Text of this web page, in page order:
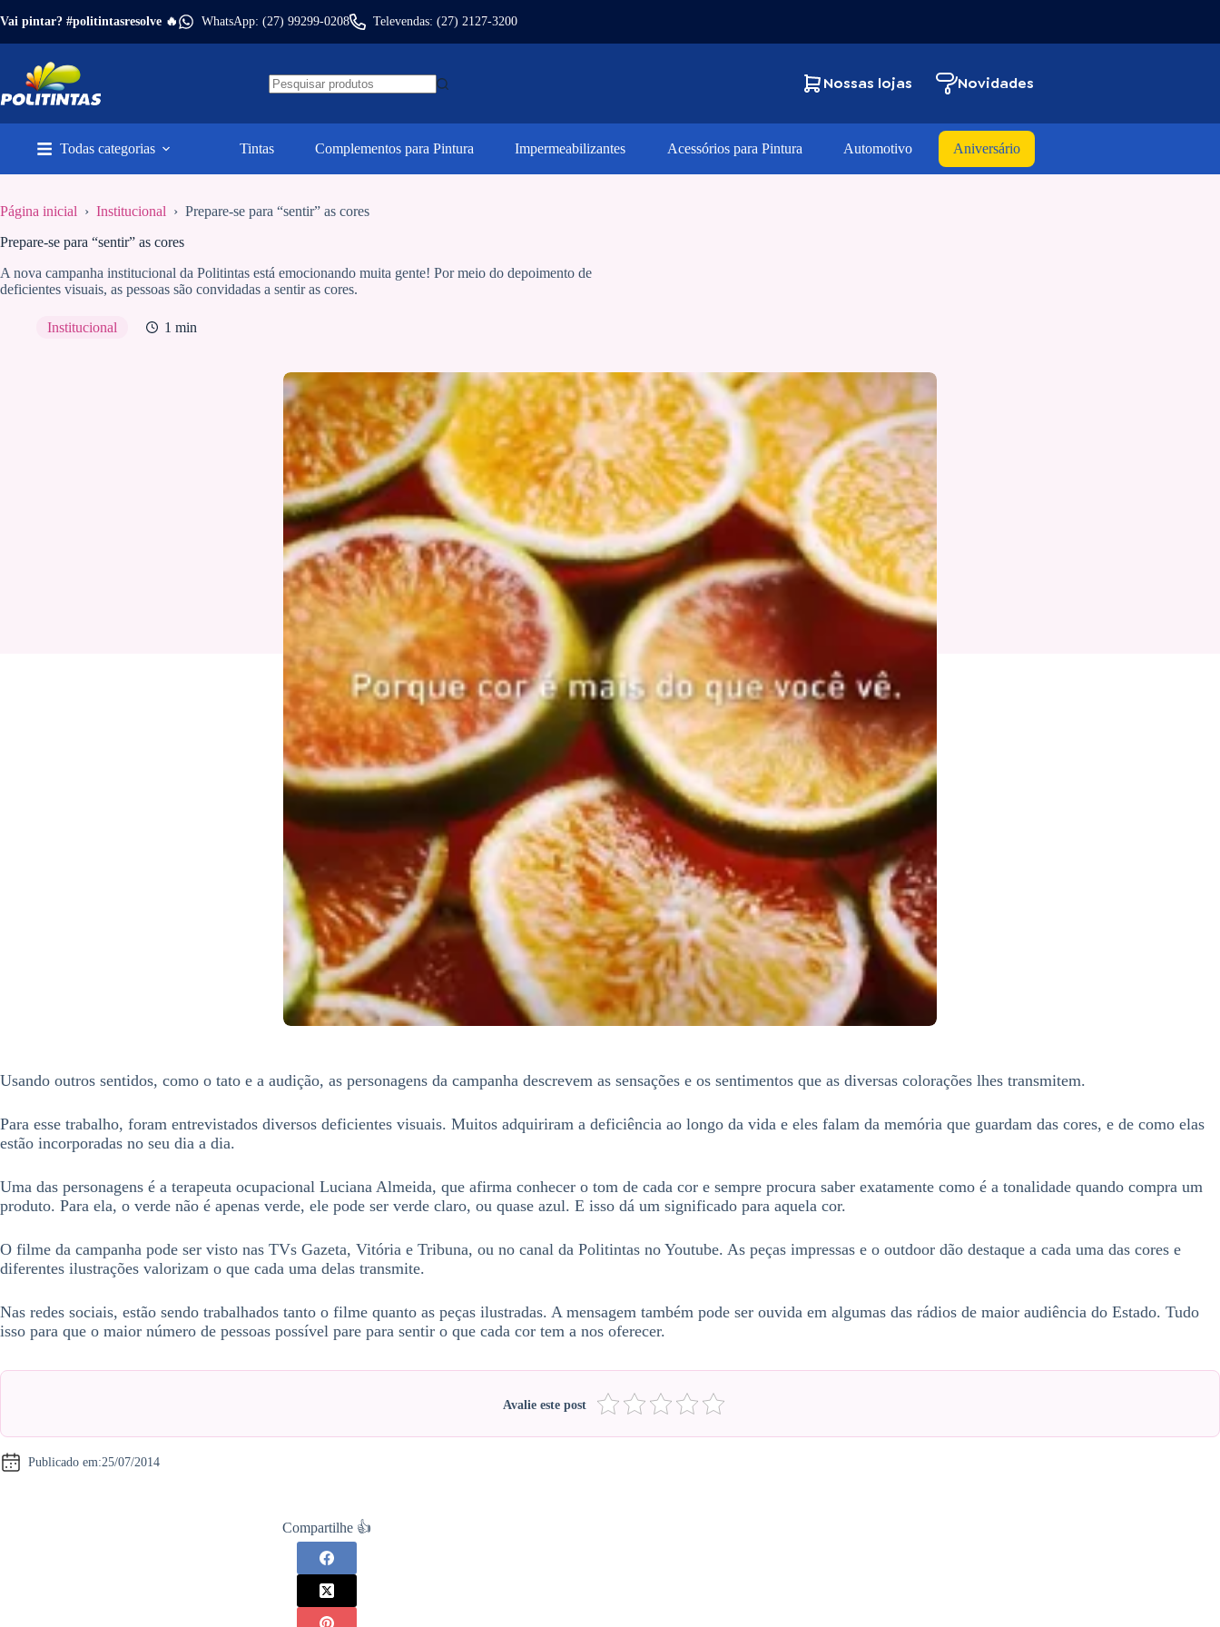
para
Vai pintar? #politintasresolve 🔥 WhatsApp: (27) 99299-0208 Televendas: (27) 2127-3200
Nossas lojas Novidades
Todas categorias Tintas Complementos para Pintura Impermeabilizantes Acessórios para Pintura Automotivo Aniversário
Página inicial › Institucional › Prepare-se para “sentir” as cores
Prepare-se para “sentir” as cores
A nova campanha institucional da Politintas está emocionando muita gente! Por meio do depoimento de
deficientes visuais, as pessoas são convidadas a sentir as cores.
Institucional 1 min
Usando outros sentidos, como o tato e a audição, as personagens da campanha descrevem as sensações e os sentimentos que as diversas colorações lhes transmitem.
Para esse trabalho, foram entrevistados diversos deficientes visuais. Muitos adquiriram a deficiência ao longo da vida e eles falam da memória que guardam das cores, e de como elas
estão incorporadas no seu dia a dia.
Uma das personagens é a terapeuta ocupacional Luciana Almeida, que afirma conhecer o tom de cada cor e sempre procura saber exatamente como é a tonalidade quando compra um
produto. Para ela, o verde não é apenas verde, ele pode ser verde claro, ou quase azul. E isso dá um significado para aquela cor.
O filme da campanha pode ser visto nas TVs Gazeta, Vitória e Tribuna, ou no canal da Politintas no Youtube. As peças impressas e o outdoor dão destaque a cada uma das cores e
diferentes ilustrações valorizam o que cada uma delas transmite.
Nas redes sociais, estão sendo trabalhados tanto o filme quanto as peças ilustradas. A mensagem também pode ser ouvida em algumas das rádios de maior audiência do Estado. Tudo
isso para que o maior número de pessoas possível pare para sentir o que cada cor tem a nos oferecer.
Avalie este post
Publicado em:25/07/2014
Compartilhe 👍